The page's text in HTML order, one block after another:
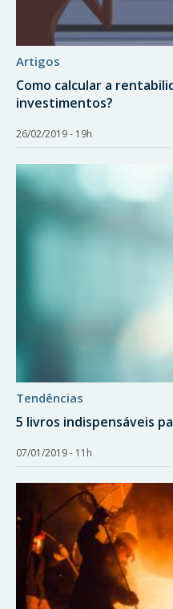
artigos
Como calcular a
investimentos?
26/02/2019 - 19h
tendências
5 livros indispensáveis
07/01/2019 - 11h